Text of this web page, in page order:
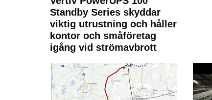
Standby Series skyddar
viktig utrustning och håller
kontor och småföretag
igång vid strömavbrott